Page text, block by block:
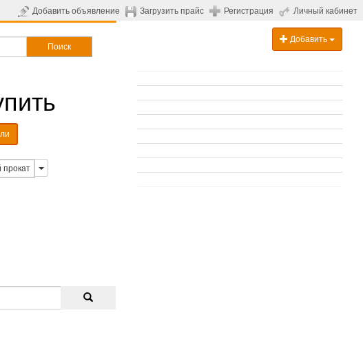
Добавить объявление Загрузить прайс Регистрация Личный кабинет
Поиск
Добавить
прокат